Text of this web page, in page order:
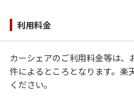
利用料金
カーシェアのご利用料金等は、
件によるところとなります。楽
ください。